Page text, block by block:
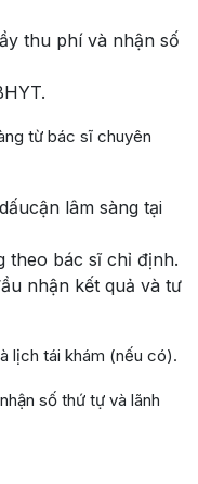
thu phí và nhận số
từ bác sĩ chuyên
lâm sàng tại
theo bác sĩ chỉ định.
nhận kết quả và tư
lịch tái khám (nếu có).
số thứ tự và lãnh